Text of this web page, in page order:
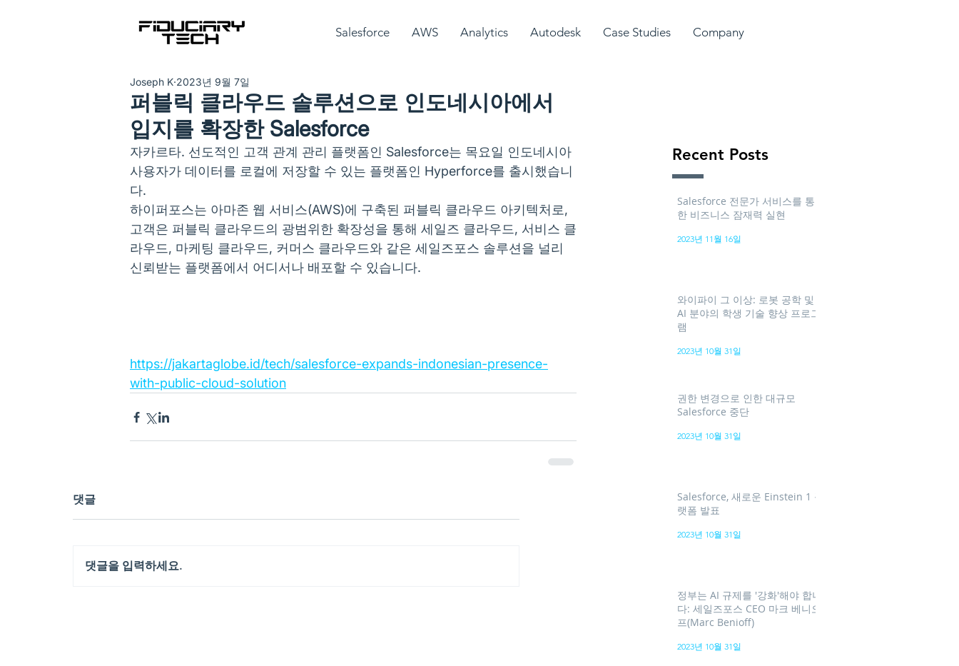
Salesforce AWS Analytics Autodesk Case Studies Company
퍼블릭 클라우드 솔루션으로 인도네시아에서
입지를 확장한 Salesforce
Joseph K 2023년 9월 7일
자카르타. 선도적인 고객 관계 관리 플랫폼인 Salesforce는 목요일 인도네시아
사용자가 데이터를 로컬에 저장할 수 있는 플랫폼인 Hyperforce를 출시했습니
다.
하이퍼포스는 아마존 웹 서비스(AWS)에 구축된 퍼블릭 클라우드 아키텍처로,
고객은 퍼블릭 클라우드의 광범위한 확장성을 통해 세일즈 클라우드, 서비스 클
라우드, 마케팅 클라우드, 커머스 클라우드와 같은 세일즈포스 솔루션을 널리
신뢰받는 플랫폼에서 어디서나 배포할 수 있습니다.
https://jakartaglobe.id/tech/salesforce-expands-indonesian-presence-
with-public-cloud-solution
댓글
댓글을 입력하세요.
Recent Posts
Salesforce 전문가 서비스를 통
한 비즈니스 잠재력 실현
2023년 11월 16일
와이파이 그 이상: 로봇 공학 및
AI 분야의 학생 기술 향상 프로그
램
2023년 10월 31일
권한 변경으로 인한 대규모
Salesforce 중단
2023년 10월 31일
Salesforce, 새로운 Einstein 1 플
랫폼 발표
2023년 10월 31일
정부는 AI 규제를 '강화'해야 합니
다: 세일즈포스 CEO 마크 베니오
프(Marc Benioff)
2023년 10월 31일